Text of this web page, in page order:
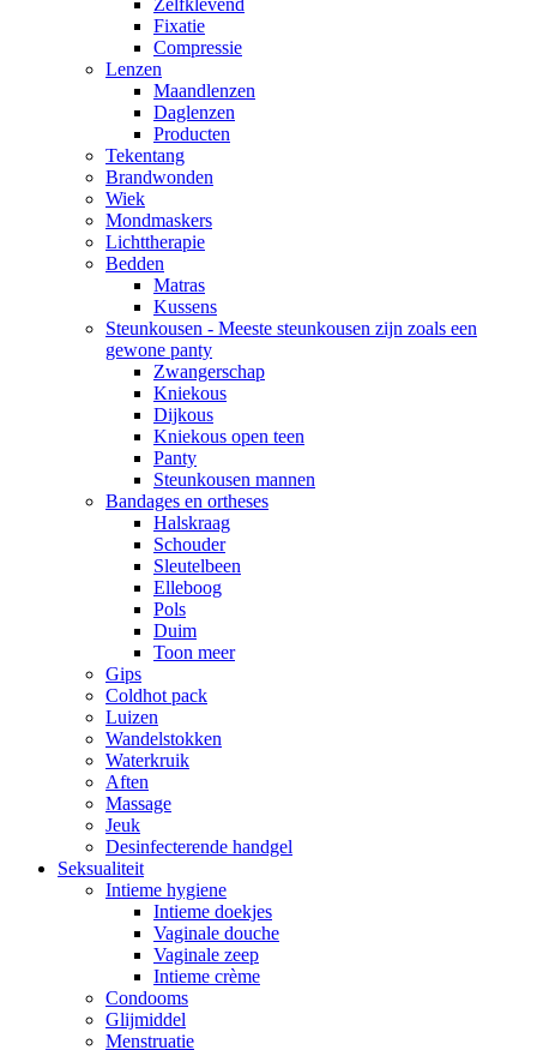
Fixatie
Compressie
Lenzen
Maandlenzen
Daglenzen
Producten
Tekentang
Brandwonden
Wiek
Mondmaskers
Lichttherapie
Bedden
Matras
Kussens
Steunkousen - Meeste steunkousen zijn zoals een
gewone panty
Zwangerschap
Kniekous
Dijkous
Kniekous open teen
Panty
Steunkousen mannen
Bandages en ortheses
Halskraag
Schouder
Sleutelbeen
Elleboog
Pols
Duim
Toon meer
Gips
Coldhot pack
Luizen
Wandelstokken
Waterkruik
Aften
Massage
Jeuk
Desinfecterende handgel
Seksualiteit
Intieme hygiene
Intieme doekjes
Vaginale douche
Vaginale zeep
Intieme crème
Condooms
Glijmiddel
Menstruatie